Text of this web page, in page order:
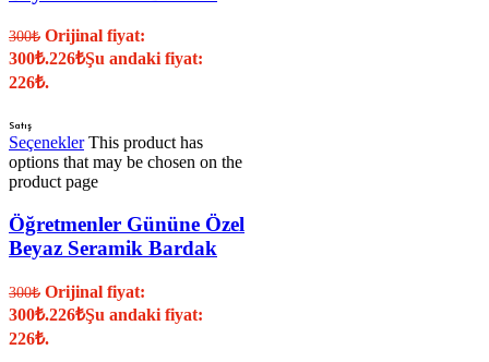
300₺ Orijinal fiyat:
300₺.226₺Şu andaki fiyat:
226₺.
Satış
Seçenekler This product has
options that may be chosen on the
product page
Öğretmenler Gününe Özel
Beyaz Seramik Bardak
300₺ Orijinal fiyat:
300₺.226₺Şu andaki fiyat:
226₺.